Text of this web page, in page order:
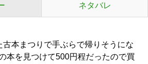
ネタバレ
古本まつりで手ぶらで帰りそうにな
本を見つけて500円程だったので買